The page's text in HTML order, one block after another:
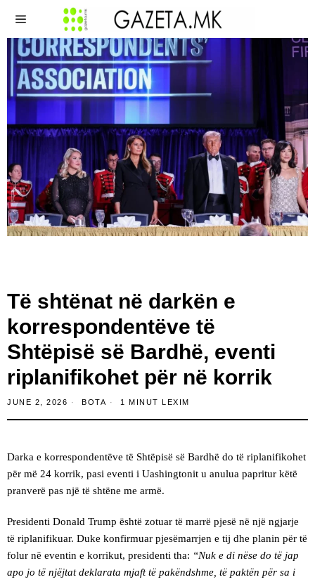
Të shtënat në darkën e
korrespondentëve të
Shtëpisë së Bardhë, eventi
riplanifikohet për në korrik
JUNE 2, 2026 BOTA 1 MINUT LEXIM
Darka e korrespondentëve të Shtëpisë së Bardhë do të riplanifikohet
për më 24 korrik, pasi eventi i Uashingtonit u anulua papritur këtë
pranverë pas një të shtëne me armë.
Presidenti Donald Trump është zotuar të marrë pjesë në një ngjarje
të riplanifikuar. Duke konfirmuar pjesëmarrjen e tij dhe planin për të
folur në eventin e korrikut, presidenti tha: “Nuk e di nëse do të jap
apo jo të njëjtat deklarata mjaft të pakëndshme, të paktën për sa i